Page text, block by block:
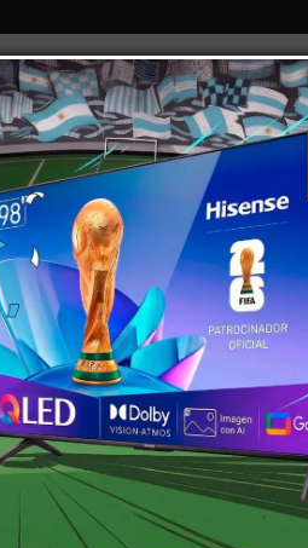
EXTRA! MUNDO PAÍS
Rugby & Hockey
las chicas